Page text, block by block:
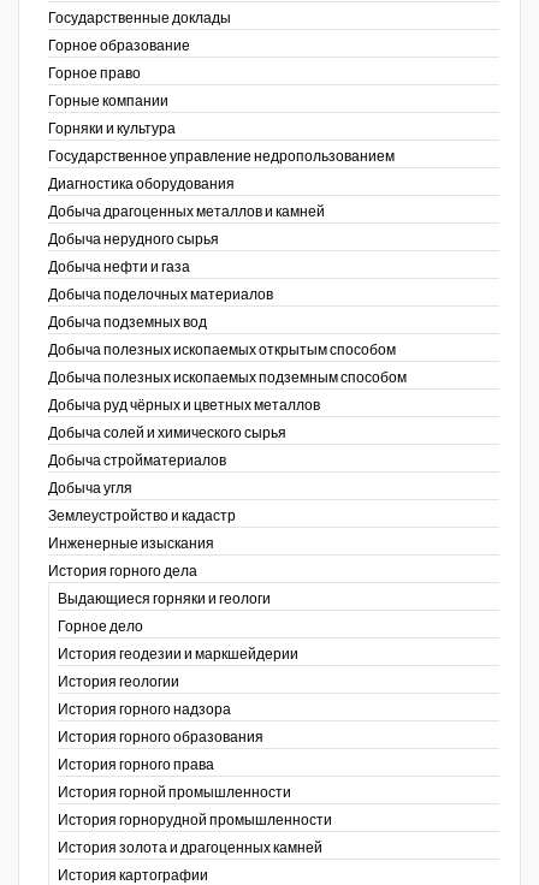
Государственные доклады
Горное образование
Горное право
Горные компании
Горняки и культура
Государственное управление недропользованием
Диагностика оборудования
Добыча драгоценных металлов и камней
Добыча нерудного сырья
Добыча нефти и газа
Добыча поделочных материалов
Добыча подземных вод
Добыча полезных ископаемых открытым способом
Добыча полезных ископаемых подземным способом
Добыча руд чёрных и цветных металлов
Добыча солей и химического сырья
Добыча стройматериалов
Добыча угля
Землеустройство и кадастр
Инженерные изыскания
История горного дела
Выдающиеся горняки и геологи
Горное дело
История геодезии и маркшейдерии
История геологии
История горного надзора
История горного образования
История горного права
История горной промышленности
История горнорудной промышленности
История золота и драгоценных камней
История картографии
Стандарт качества
Уголь Кузбасса
Химагрегаты
распределение
Coal People Magazine
PWC